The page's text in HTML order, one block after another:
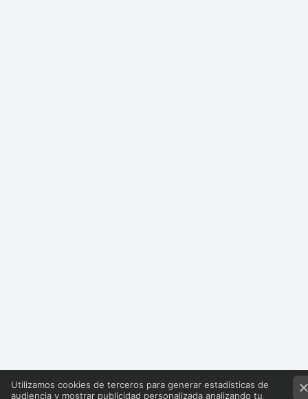
Utilizamos cookies de terceros para generar estadísticas de
audiencia y mostrar publicidad personalizada analizando tu